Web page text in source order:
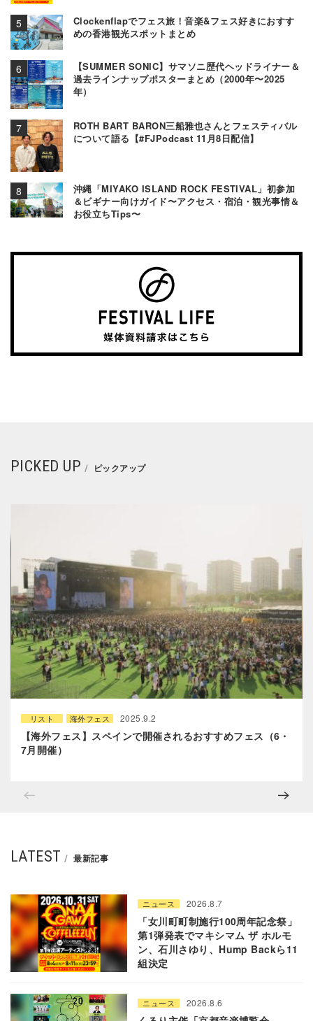
Clockenflapでフェス旅！音楽&フェス好きにおすす
めの香港観光スポットまとめ
【SUMMER SONIC】サマソニ歴代ヘッドライナー＆
過去ラインナップポスターまとめ（2000年〜2025
年）
ROTH BART BARON三船雅也さんとフェスティバル
について語る【#FJPodcast 11月8日配信】
沖縄「MIYAKO ISLAND ROCK FESTIVAL」初参加
＆ビギナー向けガイド〜アクセス・宿泊・観光事情＆
お役立ちTips〜
PICKED UP ピックアップ
リスト 海外フェス 2025.9.2
【海外フェス】スペインで開催されるおすすめフェス（6・
7月開催）
LATEST 最新記事
ニュース 2026.8.7
「女川町町制施行100周年記念祭」
第1弾発表でマキシマム ザ ホルモ
ン、石川さゆり、Hump Backら11
組決定
ニュース 2026.8.6